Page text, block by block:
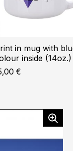
in mug with
inside (14oz.)
€